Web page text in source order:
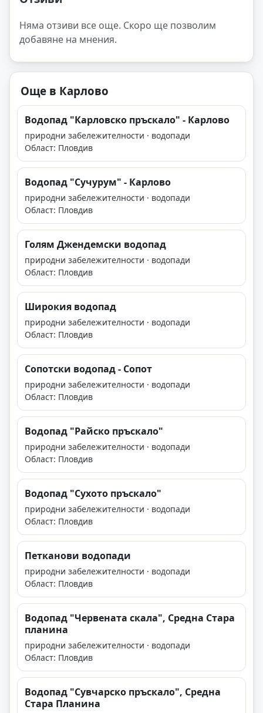
Няма отзиви все още. Скоро ще позволим
добавяне на мнения.
Още в Карлово
Водопад "Карловско пръскало" - Карлово
природни забележителности · водопади
Област: Пловдив
Водопад "Сучурум" - Карлово
природни забележителности · водопади
Област: Пловдив
Голям Джeндeмcĸи водопад
природни забележителности · водопади
Област: Пловдив
Широкия водопад
природни забележителности · водопади
Област: Пловдив
Сопотски водопад - Сопот
природни забележителности · водопади
Област: Пловдив
Водопад "Райско пръскало"
природни забележителности · водопади
Област: Пловдив
Водопад "Сухото пръскало"
природни забележителности · водопади
Област: Пловдив
Петканови водопади
природни забележителности · водопади
Област: Пловдив
Водопад "Червената скала", Средна Стара
планина
природни забележителности · водопади
Област: Пловдив
Водопад "Сувчарско пръскало", Средна
Стара Планина